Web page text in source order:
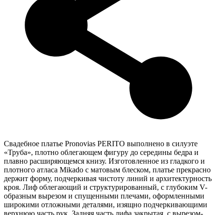
Свадебное платье Pronovias PERITO выполнено в силуэте
«Труба», плотно облегающем фигуру до середины бедра и
плавно расширяющемся книзу. Изготовленное из гладкого и
плотного атласа Mikado с матовым блеском, платье прекрасно
держит форму, подчеркивая чистоту линий и архитектурность
кроя. Лиф облегающий и структурированный, с глубоким V-
образным вырезом и спущенными плечами, оформленными
широкими отложными деталями, изящно подчеркивающими
верхнюю часть рук. Задняя часть лифа закрытая, с вырезом-